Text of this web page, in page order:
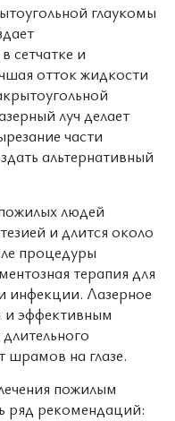
глаукомы
сетчатке и
отток жидкости
луч делает
части
альтернативный
людей
и длится около
процедуры
терапия для
инфекции. Лазерное
и эффективным
шрамов на глазе.
пожилым
ряд рекомендаций: